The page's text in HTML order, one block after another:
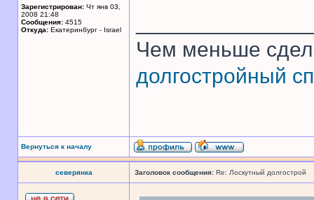
Зарегистрирован: Чт янв 03,
2008 21:48
Сообщения: 4515
Откуда: Екатеринбург - Israel
Чем меньше
долгостройный
Вернуться к началу
северянка Заголовок сообщения: Re: Лоскутный долгострой